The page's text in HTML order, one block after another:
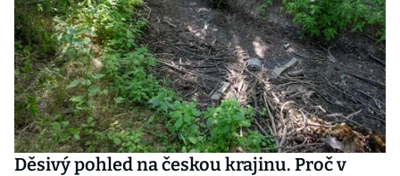
Děsivý pohled na českou krajinu. Proč v